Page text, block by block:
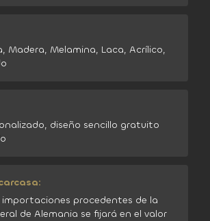
Madera, Melamina, Laca, Acrílico,
diseño sencillo gratuito
importaciones procedentes de la
de Alemania se fijará en el valor